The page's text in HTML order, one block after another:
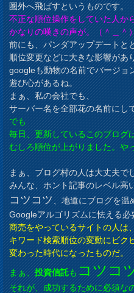
圏外へ飛ばすというものです。
不正な順位操作をしていた人か
かなりの嘆きの声が。（＾＿＾
前にも、パンダアップデートと
順位変更などに大きな影響があ
googleも動物の名前でバージョ
遊び心があるね。
まぁ、私の会社でも、
サーバー名を全部花の名前にし
でも
毎日、更新しているこのブログ
むしろ順位が上がりました。や
まぁ、ブログ村の人は大丈夫で
みんな、ホント記事のレベル高
コツコツ、地道にブログを温
Googleアルゴリズムに怯える
商売をやっているサイトの人は
キワード検索順位の変動にビク
変わった時代になったものだ。
まぁ、投資信託もコツコ
それが、成功するために必須な